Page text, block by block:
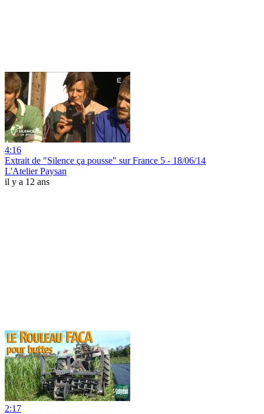
4:16
Extrait de "Silence ça pousse" sur France 5 - 18/06/14
L'Atelier Paysan
il y a 12 ans
2:17